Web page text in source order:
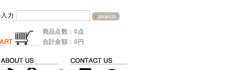
力
商品点数：0点
合計金額：0円